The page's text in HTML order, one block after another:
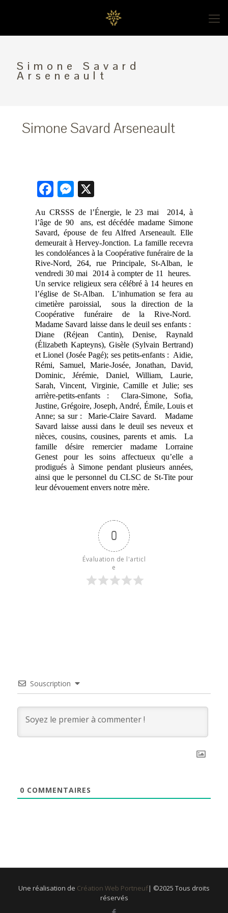
Simone Savard
Arseneault
Simone Savard Arseneault
Facebook
Messenger
AuCRSSS de l’Énergie, le 23 mai
2014, à
l’âge de 90
ans, est décédée madame Simone
Savard, épouse de feu Alfred Arseneault. Elle
demeurait à Hervey-Jonction. La famille recevra
les condoléances à la Coopérative funéraire de la
Rive-Nord, 264, rue Principale, St-Alban, le
vendredi 30 mai
2014 à compter de 11 heures.
Un service religieux sera célébré à 14 heuresen
l’église de St-Alban.
L’inhumation se fera au
cimetière paroissial,
sous la direction de la
Coopérative funéraire de la Rive-Nord.
Madame Savard laisse dans le deuil ses enfants :
Diane (Réjean Cantin), Denise, Raynald
(Élizabeth Kapteyns), Gisèle (Sylvain Bertrand)
et Lionel (Josée Pagé); ses petits-enfants : Aidie,
Rémi, Samuel, Marie-Josée, Jonathan, David,
Dominic, Jérémie, Daniel, William, Laurie,
Sarah, Vincent, Virginie, Camille et Julie; ses
arrière-petits-enfants :
Clara-Simone, Sofia,
Justine, Grégoire, Joseph, André, Émile, Louis et
Anne; sa sur :
Marie-Claire Savard.
Madame
Savard laisse aussi dans le deuil ses neveux et
nièces, cousins, cousines, parents et amis.
La
famille désire remercier madame Lorraine
Genest pour les soins affectueux qu’elle a
prodigués à Simone pendant plusieurs années,
ainsi que le personnel du CLSC de St-Tite pour
leur dévouement envers notre mère.
0
Évaluation de l'articl
e
Souscription
0 COMMENTAIRES
Une réalisation de Création Web Portneuf| ©2025 Tous droits
réservés